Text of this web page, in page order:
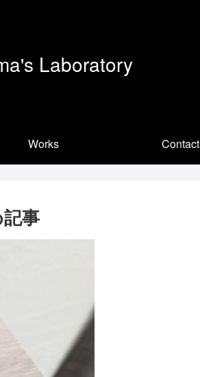
Laboratory
Works Contact
事